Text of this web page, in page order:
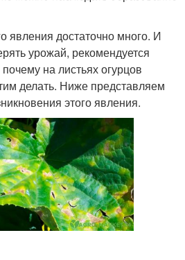
явления достаточно много. И
урожай, рекомендуется
на листьях огурцов
делать. Ниже представляем
этого явления.